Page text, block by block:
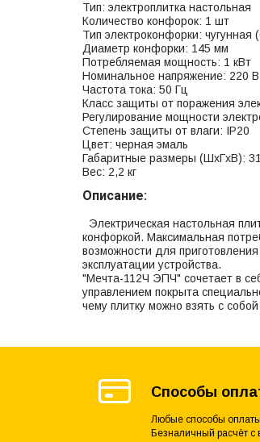
Тип: электроплитка настольная
Количество конфорок: 1 шт
Тип электроконфорки: чугунная
Диаметр конфорки: 145 мм
Потребляемая мощность: 1 кВт
Номинальное напряжение: 220 В
Частота тока: 50 Гц
Класс защиты от поражения
Регулирование мощности
Степень защиты от влаги: IP20
Цвет: черная эмаль
Габаритные размеры (ШхГхВ):
Вес: 2,2 кг
Описание:
Электрическая настольная
конфоркой. Максимальная
возможности для
эксплуатации устройства.
"Мечта-112Ч ЭПЧ" сочетает в
управлением покрыта
чему плитку можно взять с
Способы
Любые способы оплаты.
Безналичный расчёт с